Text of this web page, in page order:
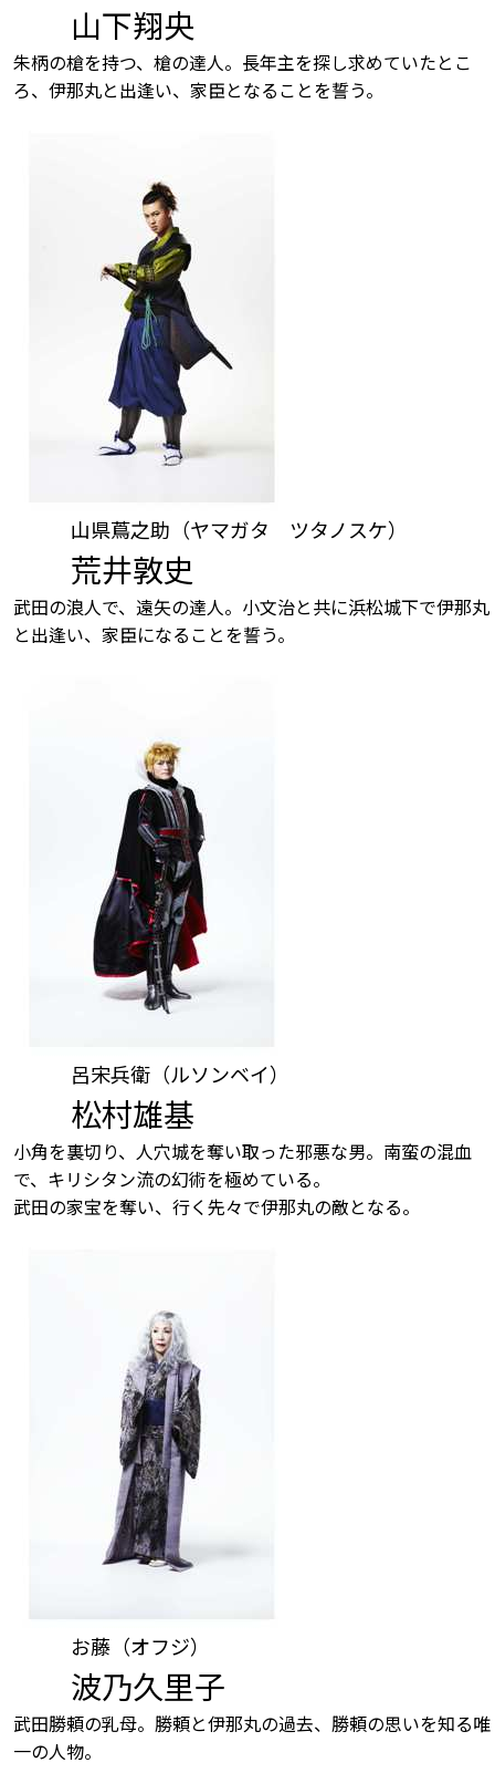
山下翔央
朱柄の槍を持つ、槍の達人。長年主を探し求めていたとこ
ろ、伊那丸と出逢い、家臣となることを誓う。
山県蔦之助（ヤマガタ ツタノスケ）
荒井敦史
武田の浪人で、遠矢の達人。小文治と共に浜松城下で伊那丸
と出逢い、家臣になることを誓う。
呂宋兵衛（ルソンベイ）
松村雄基
小角を裏切り、人穴城を奪い取った邪悪な男。南蛮の混血
で、キリシタン流の幻術を極めている。
武田の家宝を奪い、行く先々で伊那丸の敵となる。
お藤（オフジ）
波乃久里子
武田勝頼の乳母。勝頼と伊那丸の過去、勝頼の思いを知る唯
一の人物。